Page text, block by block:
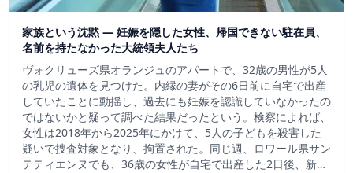
家族という沈黙 ― 妊娠を隠した女性、帰国できない駐在員、
名前を持たなかった大統領夫人たち
ヴォクリューズ県オランジュのアパートで、32歳の男性が5人
の乳児の遺体を見つけた。内縁の妻がその6日前に自宅で出産
していたことに動揺し、過去にも妊娠を認識していなかったの
ではないかと疑って調べた結果だったという。検察によれば、
女性は2018年から2025年にかけて、5人の子どもを殺害した
疑いで捜査対象となり、拘置された。同じ週、ロワール県サン
テティエンヌでも、36歳の女性が自宅で出産した2日後、新…